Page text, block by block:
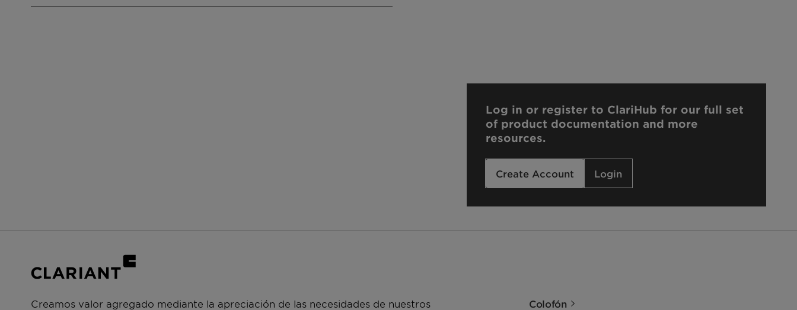
Log in or register to ClariHub for our full set
of product documentation and more
resources.
Create Account Login
Creamos valor agregado mediante la apreciación de las necesidades de nuestros
Colofón